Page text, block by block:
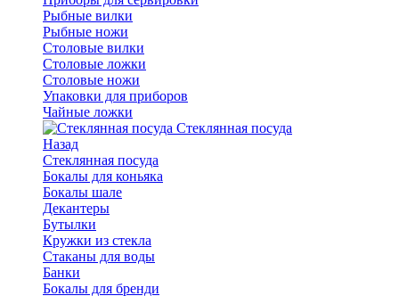
Рыбные вилки
Рыбные ножи
Столовые вилки
Столовые ложки
Столовые ножи
Упаковки для приборов
Чайные ложки
Стеклянная посуда
Назад
Стеклянная посуда
Бокалы для коньяка
Бокалы шале
Декантеры
Бутылки
Кружки из стекла
Стаканы для воды
Банки
Бокалы для бренди